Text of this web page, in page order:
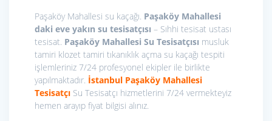
Paşaköy Mahallesi su kaçağı. Paşaköy Mahallesi
daki eve yakın su tesisatçısı – Sıhhi tesisat ustası
tesisat. Paşaköy Mahallesi Su Tesisatçısı musluk
tamiri klozet tamiri tıkanıklık açma su kaçağı tespiti
işlemleriniz 7/24 profesyonel ekipler ile birlikte
yapılmaktadır. İstanbul Paşaköy Mahallesi
Tesisatçı Su Tesisatçı hizmetlerini 7/24 vermekteyiz
hemen arayıp fiyat bilgisi alınız.